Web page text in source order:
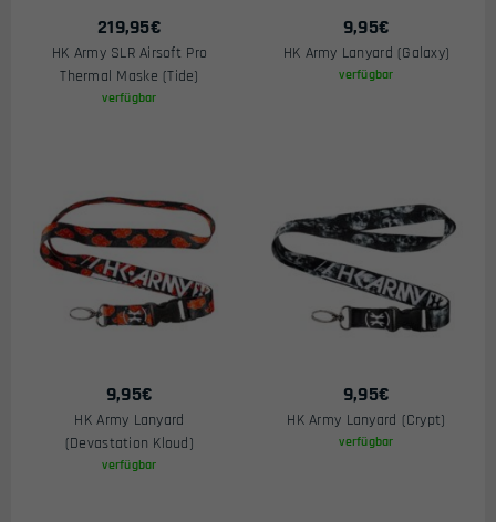
219,95€
HK Army SLR Airsoft Pro
Thermal Maske (Tide)
verfügbar
9,95€
HK Army Lanyard (Galaxy)
verfügbar
9,95€
HK Army Lanyard
(Devastation Kloud)
verfügbar
9,95€
HK Army Lanyard (Crypt)
verfügbar